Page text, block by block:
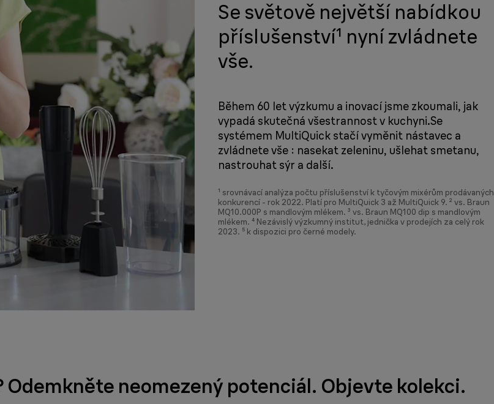
Se světově největší nabídkou
příslušenství¹ nyní zvládnete
vše.
Během 60 let výzkumu a inovací jsme zkoumali, jak
vypadá skutečná všestrannost v kuchyni.Se
systémem MultiQuick stačí vyměnit nástavec a
zvládnete vše : nasekat zeleninu, ušlehat smetanu,
nastrouhat sýr a další.
¹ srovnávací analýza počtu příslušenství k tyčovým mixérům prodávaných
konkurencí - rok 2022. Platí pro MultiQuick 3 až MultiQuick 9. ² vs. Braun
MQ10.000P s mandlovým mlékem. ³ vs. Braun MQ100 dip s mandlovým
mlékem. ⁴ Nezávislý výzkumný institut, jednička v prodejích za celý rok
2023. ⁵ k dispozici pro černé modely.
neomezený potenciál. Objevte kolekci.